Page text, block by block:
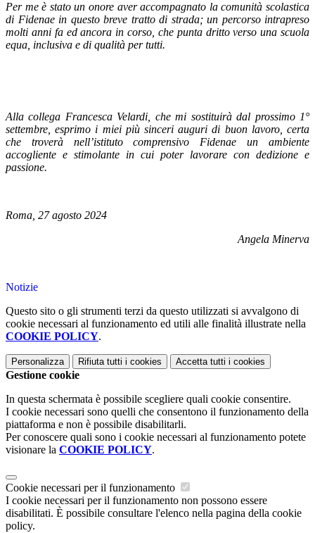
Per me è stato un onore aver accompagnato la comunità scolastica
di Fidenae in questo breve tratto di strada; un percorso intrapreso
molti anni fa ed ancora in corso, che punta dritto verso una scuola
equa, inclusiva e di qualità per tutti.
Alla collega Francesca Velardi, che mi sostituirà dal prossimo 1°
settembre, esprimo i miei più sinceri auguri di buon lavoro, certa
che troverà nell’istituto comprensivo Fidenae un ambiente
accogliente e stimolante in cui poter lavorare con dedizione e
passione.
Roma, 27 agosto 2024
Angela Minerva
Notizie
Questo sito o gli strumenti terzi da questo utilizzati si avvalgono di
cookie necessari al funzionamento ed utili alle finalità illustrate nella
COOKIE POLICY.
Personalizza Rifiuta tutti i cookies Accetta tutti i cookies
Gestione cookie
In questa schermata è possibile scegliere quali cookie consentire.
I cookie necessari sono quelli che consentono il funzionamento della
piattaforma e non è possibile disabilitarli.
Per conoscere quali sono i cookie necessari al funzionamento potete
visionare la COOKIE POLICY.
Cookie necessari per il funzionamento
I cookie necessari per il funzionamento non possono essere
disabilitati. È possibile consultare l'elenco nella pagina della cookie
policy.